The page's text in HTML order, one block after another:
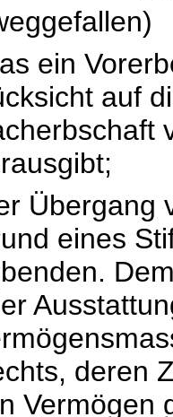
ein
auf
Übergang
eines
deren
Vermögen